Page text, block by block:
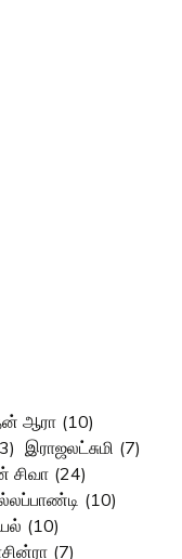
ஆரா (10)
இராஜலட்சுமி (7)
(24)
(10)
(10)
(7)